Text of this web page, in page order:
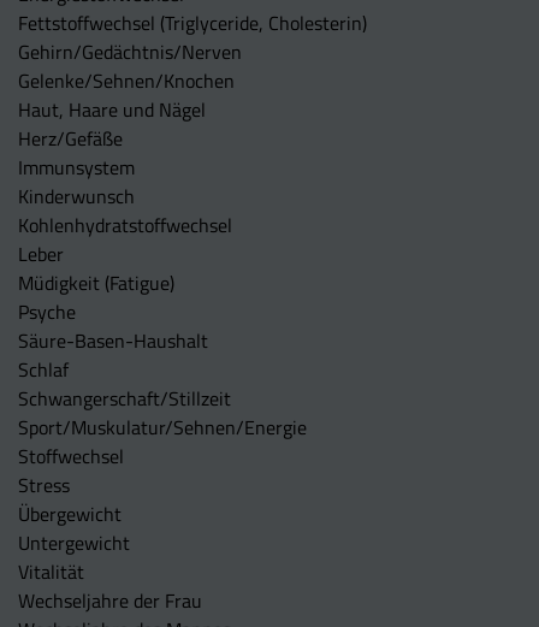
Fettstoffwechsel (Triglyceride, Cholesterin)
Gehirn/Gedächtnis/Nerven
Gelenke/Sehnen/Knochen
Haut, Haare und Nägel
Herz/Gefäße
Immunsystem
Kinderwunsch
Kohlenhydratstoffwechsel
Leber
Müdigkeit (Fatigue)
Psyche
Säure-Basen-Haushalt
Schlaf
Schwangerschaft/Stillzeit
Sport/Muskulatur/Sehnen/Energie
Stoffwechsel
Stress
Übergewicht
Untergewicht
Vitalität
Wechseljahre der Frau